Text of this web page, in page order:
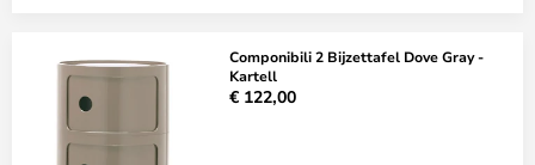
Componibili 2 Bijzettafel Dove Gray -
Kartell
€ 122,00